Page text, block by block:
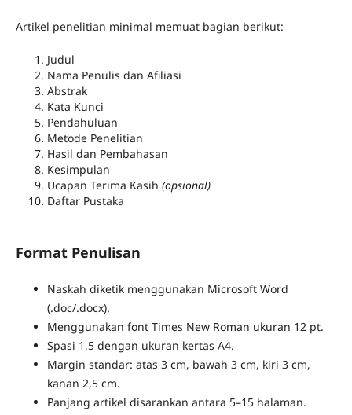
Artikel penelitian minimal memuat bagian berikut:
Judul
Nama Penulis dan Afiliasi
Abstrak
Kata Kunci
Pendahuluan
Metode Penelitian
Hasil dan Pembahasan
Kesimpulan
Ucapan Terima Kasih (opsional)
Daftar Pustaka
Format Penulisan
Naskah diketik menggunakan Microsoft Word
(.doc/.docx).
Menggunakan font Times New Roman ukuran 12 pt.
Spasi 1,5 dengan ukuran kertas A4.
Margin standar: atas 3 cm, bawah 3 cm, kiri 3 cm,
kanan 2,5 cm.
Panjang artikel disarankan antara 5–15 halaman.